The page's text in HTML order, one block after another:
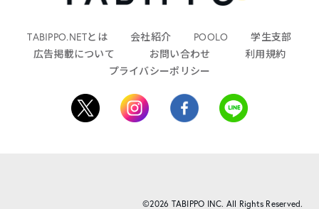
TABIPPO.NETとは 会社紹介 POOLO
学生支部
広告掲載について
お問い合わせ
利用規約
プライバシーポリシー
©2026 TABIPPO INC. All Rights Reserved.